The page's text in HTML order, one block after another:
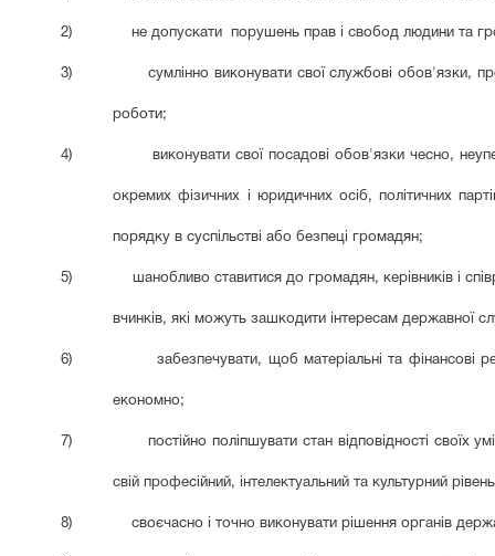
2) не допускати порушень прав і свобод людини та
3) сумлінно виконувати свої службові обов'язки,
роботи;
4) виконувати свої посадові обов'язки чесно,
окремих фізичних і юридичних осіб, політичних
порядку в суспільстві або безпеці громадян;
5) шанобливо ставитися до громадян, керівників і
вчинків, які можуть зашкодити інтересам державної
6) забезпечувати, щоб матеріальні та фінансові
економно;
7) постійно поліпшувати стан відповідності своїх
свій професійний, інтелектуальний та культурний
8) своєчасно і точно виконувати рішення органів